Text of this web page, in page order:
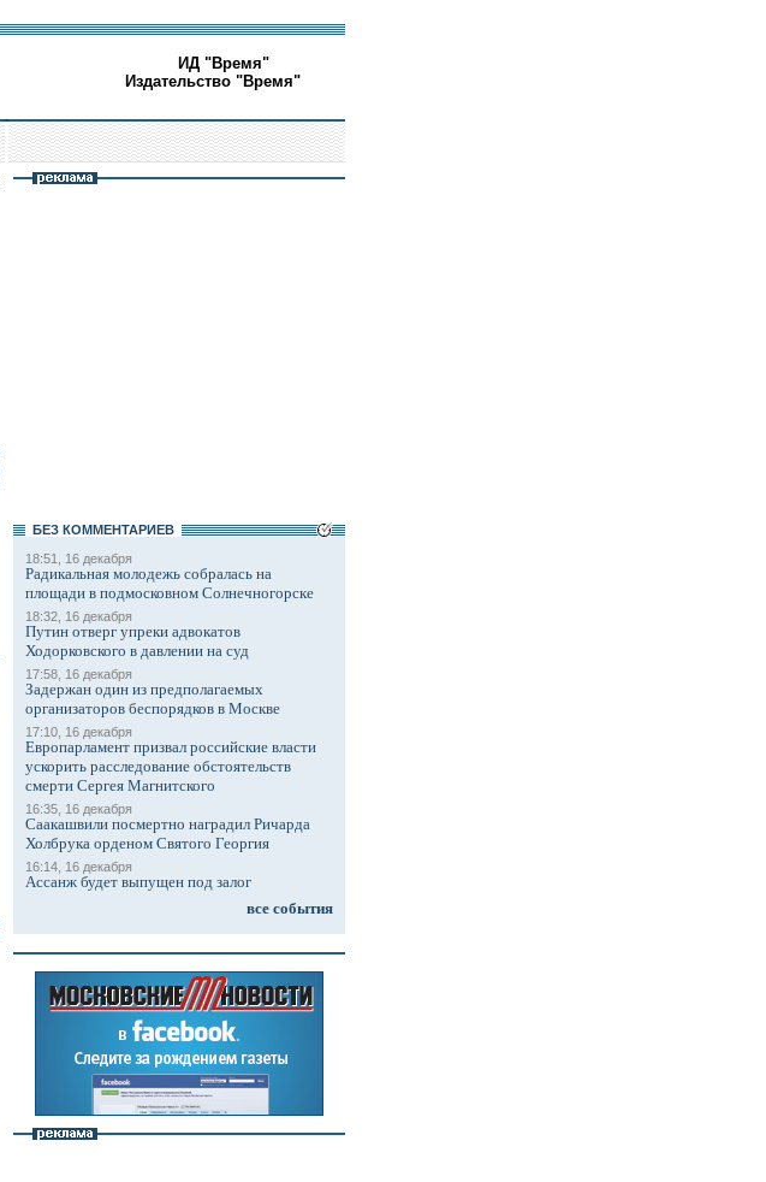
ИД "Время"
Издательство "Время"
БЕЗ КОМMЕНТАРИЕВ
18:51, 16 декабря
Радикальная молодежь собралась на
площади в подмосковном Солнечногорске
18:32, 16 декабря
Путин отверг упреки адвокатов
Ходорковского в давлении на суд
17:58, 16 декабря
Задержан один из предполагаемых
организаторов беспорядков в Москве
17:10, 16 декабря
Европарламент призвал российские власти
ускорить расследование обстоятельств
смерти Сергея Магнитского
16:35, 16 декабря
Саакашвили посмертно наградил Ричарда
Холбрука орденом Святого Георгия
16:14, 16 декабря
Ассанж будет выпущен под залог
все события